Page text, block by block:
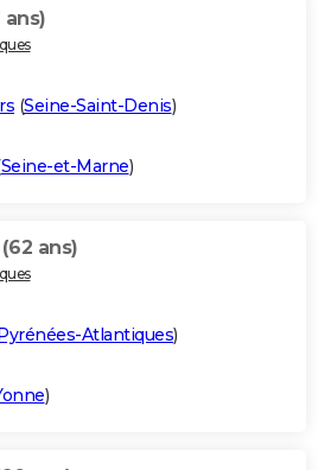
ans)
(Seine-Saint-Denis)
Seine-et-Marne)
(62 ans)
Atlantiques)
)